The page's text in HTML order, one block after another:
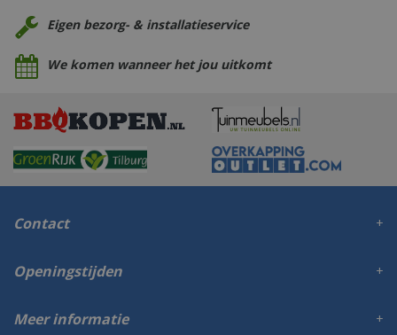
Eigen bezorg- & installatieservice
We komen wanneer het jou uitkomt
Contact
Openingstijden
Meer informatie